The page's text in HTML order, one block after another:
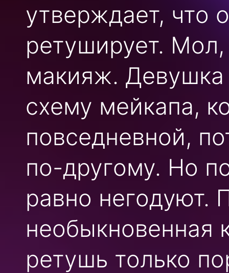
утверждает, что
ретуширует.
макияж.
схему мейкапа,
повседневной,
по-другому. Но
равно негодуют.
необыкновенная
ретушь только